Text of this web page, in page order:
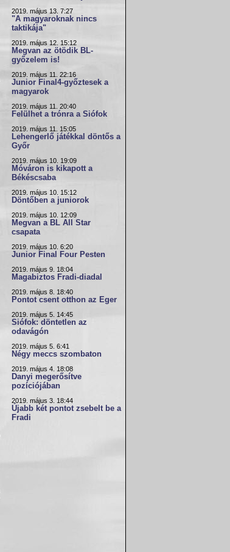
2019. május 13. 7:27
"A magyaroknak nincs
taktikája"
2019. május 12. 15:12
Megvan az ötödik BL-
győzelem is!
2019. május 11. 22:16
Junior Final4-győztesek a
magyarok
2019. május 11. 20:40
Felülhet a trónra a Siófok
2019. május 11. 15:05
Lehengerlő játékkal döntős a
Győr
2019. május 10. 19:09
Móváron is kikapott a
Békéscsaba
2019. május 10. 15:12
Döntőben a juniorok
2019. május 10. 12:09
Megvan a BL All Star
csapata
2019. május 10. 6:20
Junior Final Four Pesten
2019. május 9. 18:04
Magabiztos Fradi-diadal
2019. május 8. 18:40
Pontot csent otthon az Eger
2019. május 5. 14:45
Siófok: döntetlen az
odavágón
2019. május 5. 6:41
Négy meccs szombaton
2019. május 4. 18:08
Danyi megerősítve
pozíciójában
2019. május 3. 18:44
Újabb két pontot zsebelt be a
Fradi